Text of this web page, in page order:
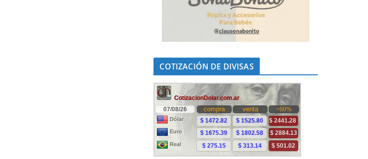
COTIZACIÓN DE DIVISAS